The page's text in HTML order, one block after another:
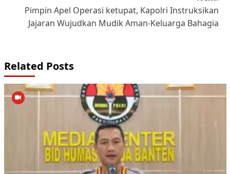
Pimpin Apel Operasi ketupat, Kapolri Instruksikan
Jajaran Wujudkan Mudik Aman-Keluarga Bahagia
Related Posts